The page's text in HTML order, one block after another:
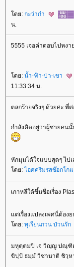
ดย: กะว่าก๋า
น.
5555 เจอคำตอบไปหงา
ดย: น้ำ-ฟ้า-ป่า-เขา
11:33:34 น.
ตลกร้ายจริงๆ ด้วยค่ะ พี่
กำลังคิดอยู่ว่าผู้ชายคนนั้
หักมุมได้ใจแบบสุดๆ ไปเ
ดย: ไอศครีมรสช๊อกโก
เกาหลีใต้ขึ้นชื่อเรื่อง
ต่เรื่องแปลงเพศนี่ต้องย
ดย: ทุเรียนกวน ป่วนรัก
มหุตฺตมปิ เจ วิญฺญู ปณฺฑิ
ขิปฺปํ ธมฺมํ วิชานาติ ชิวฺห